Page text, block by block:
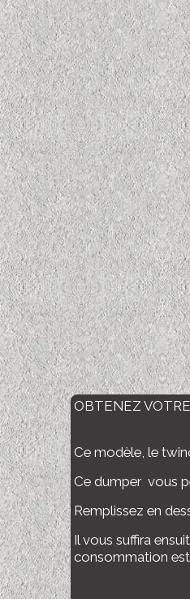
OBTENEZ
Ce modèle, le
Ce dumper vous
Remplissez en
Il vous suffira
consommation